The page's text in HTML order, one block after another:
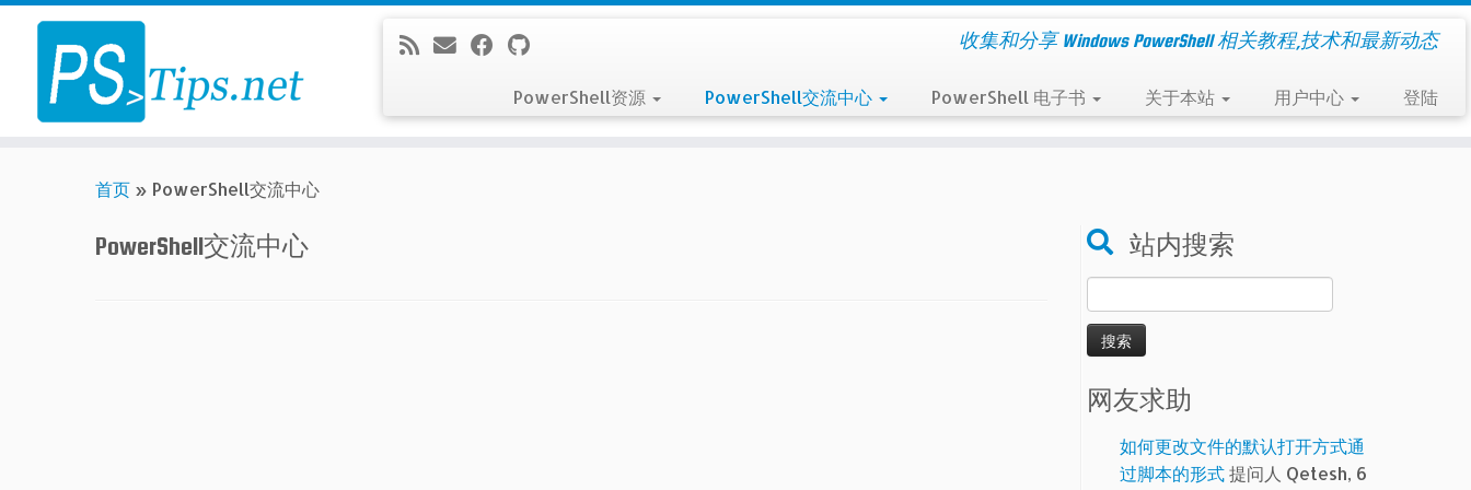
Skip
content
收集和分享 Windows PowerShell 相关教程,技术和最新动态
PowerShell资源 PowerShell交流中心 PowerShell 电子书 关于本站 用户中心 登陆
首页 » PowerShell交流中心
PowerShell交流中心 站内搜索
索：
网友求助
如何更改文件的默认打开方式通
过脚本的形式提问人 Qetesh, 6